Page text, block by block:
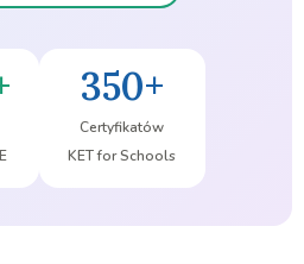
350+
Certyfikatów
KET for Schools